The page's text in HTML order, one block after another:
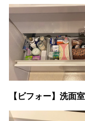
【ビフォー】洗面